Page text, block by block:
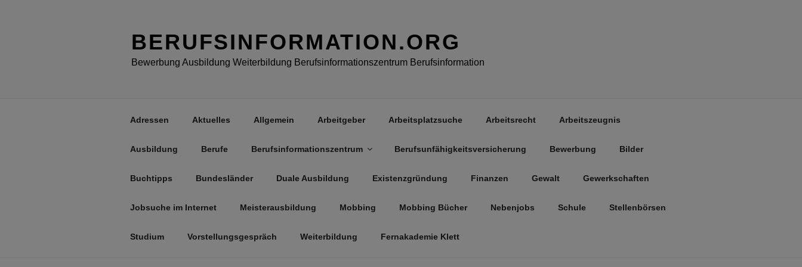
BERUFSINFORMATION.ORG
Bewerbung Ausbildung Weiterbildung Berufsinformationszentrum Berufsinformation
Adressen Aktuelles Allgemein Arbeitgeber Arbeitsplatzsuche Arbeitsrecht Arbeitszeugnis
Ausbildung Berufe Berufsinformationszentrum Berufsunfähigkeitsversicherung Bewerbung Bilder
Buchtipps Bundesländer Duale Ausbildung Existenzgründung Finanzen Gewalt Gewerkschaften
Jobsuche im Internet Meisterausbildung Mobbing Mobbing Bücher Nebenjobs Schule Stellenbörsen
Studium Vorstellungsgespräch Weiterbildung Fernakademie Klett